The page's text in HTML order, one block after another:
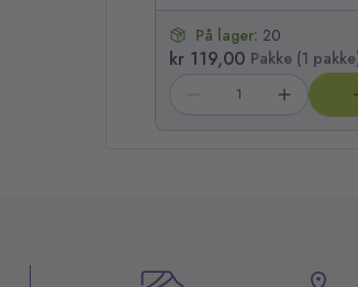
På lager: 20
kr 119,00 Pakke (1